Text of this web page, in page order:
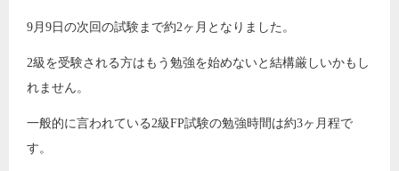
9月9日の次回の試験まで約2ヶ月となりました。
2級を受験される方はもう勉強を始めないと結構厳しいかもし
れません。
一般的に言われている2級FP試験の勉強時間は約3ヶ月程で
す。